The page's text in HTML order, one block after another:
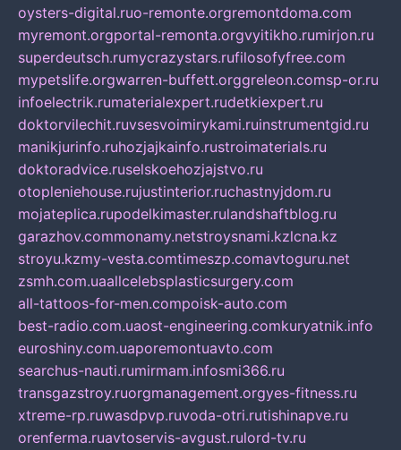
oysters-digital.ruo-remonte.orgremontdoma.com
myremont.orgportal-remonta.orgvyitikho.rumirjon.ru
superdeutsch.rumycrazystars.rufilosofyfree.com
mypetslife.orgwarren-buffett.orggreleon.comsp-or.ru
infoelectrik.rumaterialexpert.rudetkiexpert.ru
doktorvilechit.ruvsesvoimirykami.ruinstrumentgid.ru
manikjurinfo.ruhozjajkainfo.rustroimaterials.ru
doktoradvice.ruselskoehozjajstvo.ru
otopleniehouse.rujustinterior.ruchastnyjdom.ru
mojateplica.rupodelkimaster.rulandshaftblog.ru
garazhov.commonamy.netstroysnami.kzlcna.kz
stroyu.kzmy-vesta.comtimeszp.comavtoguru.net
zsmh.com.uaallcelebsplasticsurgery.com
all-tattoos-for-men.compoisk-auto.com
best-radio.com.uaost-engineering.comkuryatnik.info
euroshiny.com.uaporemontuavto.com
searchus-nauti.rumirmam.infosmi366.ru
transgazstroy.ruorgmanagement.orgyes-fitness.ru
xtreme-rp.ruwasdpvp.ruvoda-otri.rutishinapve.ru
orenferma.ruavtoservis-avgust.rulord-tv.ru